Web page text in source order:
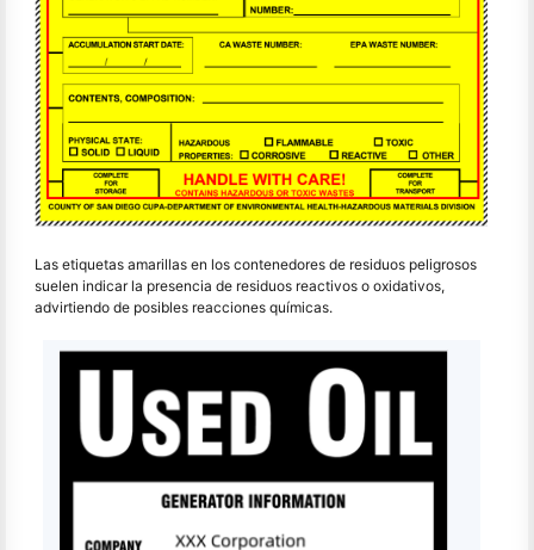
Las etiquetas amarillas en los contenedores de residuos peligrosos
suelen indicar la presencia de residuos reactivos o oxidativos,
advirtiendo de posibles reacciones químicas.